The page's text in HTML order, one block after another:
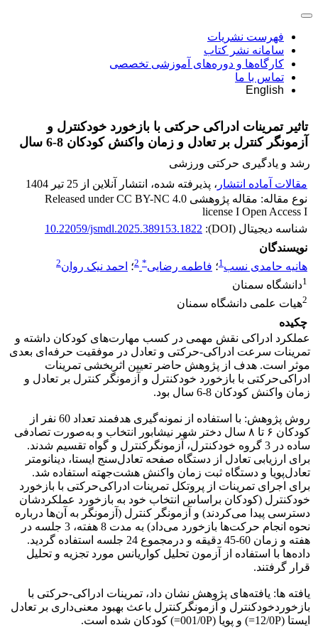
فهرست نشریات
سامانه نشر کتاب
کارگاه‌ها و دوره‌های آموزشی تخصصی
تماس با ما
English
تاثیر تمرینات ادراکی حرکتی با بازخورد خودکنترل و
آزمونگر کنترل بر تعادل و زمان واکنش کودکان 8-6 سال
رشد و یادگیری حرکتی ورزشی
مقالات آماده انتشار ، پذیرفته شده، انتشار آنلاین از 25 تیر 1404
نوع مقاله: مقاله پژوهشی Released under CC BY-NC 4.0
license I Open Access I
شناسه دیجیتال (DOI):
10.22059/jsmdl.2025.389153.1822
نویسندگان
هانیه حامدی نسب1؛ فاطمه رضایی*
2؛ احمد نیک روان2
1دانشگاه سمنان
2هیات علمی دانشگاه سمنان
چکیده
عملکرد ادراکی نقش مهمی در کسب مهارت‌های کودکان داشته و
تمرینات سرعت ادراکی-حرکتی و تعادل در موفقیت حرفه‌ای بعدی
موثر است. هدف از پژوهش حاضر تعیین اثربخشی تمرینات
ادراکی‌حرکتی با بازخورد خودکنترل و آزمونگر کنترل بر تعادل و
زمان واکنش کودکان 8-6 سال بود.
روش پژوهش: با استفاده از نمونه‌گیری هدفمند تعداد 60 نفر از
کودکان ۶ تا ۸ سال دختر شهر نیشابور انتخاب و به‌صورت تصادفی
ساده در 3 گروه خودکنترل، آزمونگرکنترل و گواه تقسیم شدند.
برای ارزیابی تعادل از دستگاه صفحه تعادل‌سنج ایستا، دینانومتر
تعادل‌پویا و دستگاه ثبت زمان واکنش هشت‌جهته استفاده شد.
برای اجرای تمرینات از پروتکل تمرینات ادراکی‌حرکتی با بازخورد
‌خودکنترل (کودکان براساس انتخاب خود به بازخورد عملکردشان
دسترسی پیدا می‌کردند) و آزمونگر کنترل (آزمونگر به آن‌ها درباره
نحوه انجام حرکت‌ها بازخورد می‌داد) به مدت 8 هفته، 3 جلسه در
هفته و زمان 60-45 دقیقه و درمجموع 24 جلسه استفاده گردید.
داده‌ها با استفاده از آزمون تحلیل کواریانس مورد تجزیه و تحلیل
قرار گرفتند.
یافته ها: یافته‌های پژوهش نشان داد، تمرینات ادراکی-حرکتی با
بازخورد‌خودکنترل و آزمونگرکنترل باعث بهبود معنی‌داری بر تعادل
ایستا (12/0P=) و پویا (001/0P=) کودکان شده است.